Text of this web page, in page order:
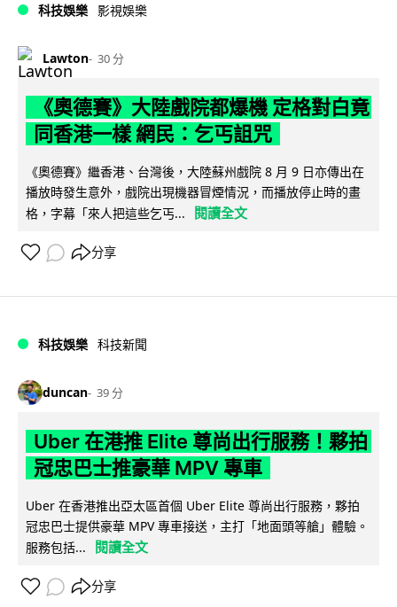
科技娛樂 影視娛樂
Lawton 30 分
《奧德賽》大陸戲院都爆機 定格對白竟
同香港一樣 網民：乞丐詛咒
《奧德賽》繼香港、台灣後，大陸蘇州戲院 8 月 9 日亦傳出在
播放時發生意外，戲院出現機器冒煙情況，而播放停止時的畫
格，字幕「來人把這些乞丐...
閱讀全文
分享
科技娛樂 科技新聞
duncan 39 分
Uber 在港推 Elite 尊尚出行服務！夥拍
冠忠巴士推豪華 MPV 專車
Uber 在香港推出亞太區首個 Uber Elite 尊尚出行服務，夥拍
冠忠巴士提供豪華 MPV 專車接送，主打「地面頭等艙」體驗。
服務包括...
閱讀全文
分享